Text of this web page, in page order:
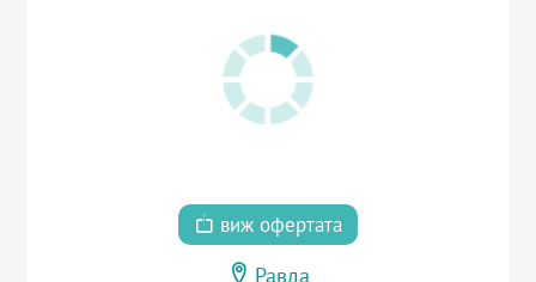
виж офертата
Равда